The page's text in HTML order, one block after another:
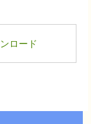
ロード